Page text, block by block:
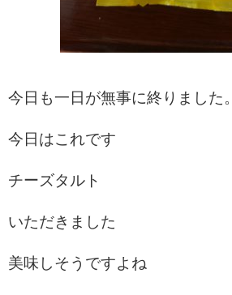
今日も一日が無事に終りました。
今日はこれです
チーズタルト
いただきました
美味しそうですよね